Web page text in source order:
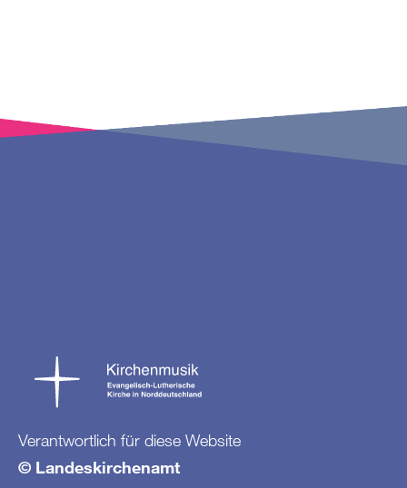
Verantwortlich für diese Website
© Landeskirchenamt